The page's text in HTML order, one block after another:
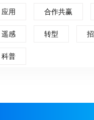
应用 合作共赢
遥感 转型
科普